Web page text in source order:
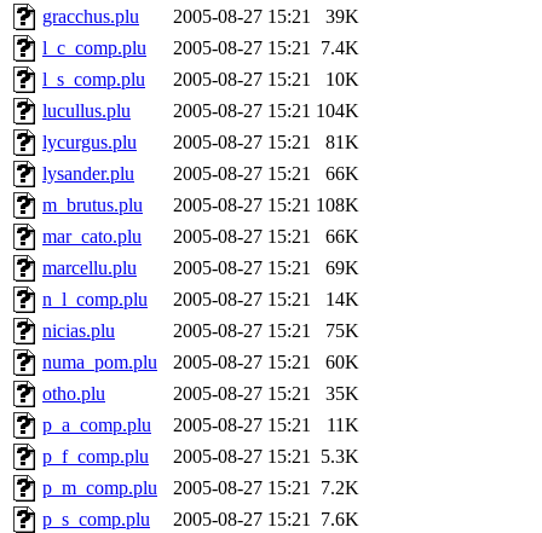
gracchus.plu
2005-08-27 15:21
39K
l_c_comp.plu
2005-08-27 15:21 7.4K
l_s_comp.plu
2005-08-27 15:21
10K
lucullus.plu
2005-08-27 15:21 104K
lycurgus.plu
2005-08-27 15:21
81K
lysander.plu
2005-08-27 15:21
66K
m_brutus.plu
2005-08-27 15:21 108K
mar_cato.plu
2005-08-27 15:21
66K
marcellu.plu
2005-08-27 15:21
69K
n_l_comp.plu
2005-08-27 15:21
14K
nicias.plu
2005-08-27 15:21
75K
numa_pom.plu
2005-08-27 15:21
60K
otho.plu
2005-08-27 15:21
35K
p_a_comp.plu
2005-08-27 15:21
11K
p_f_comp.plu
2005-08-27 15:21 5.3K
p_m_comp.plu
2005-08-27 15:21 7.2K
p_s_comp.plu
2005-08-27 15:21 7.6K